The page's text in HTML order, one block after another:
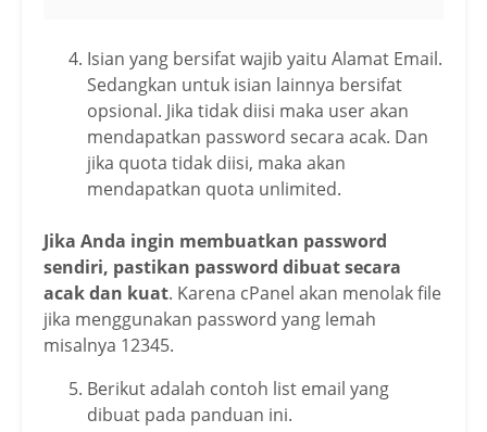
Isian yang bersifat wajib yaitu Alamat Email.
Sedangkan untuk isian lainnya bersifat
opsional. Jika tidak diisi maka user akan
mendapatkan password secara acak. Dan
jika quota tidak diisi, maka akan
mendapatkan quota unlimited.
Jika Anda ingin membuatkan password
sendiri, pastikan password dibuat secara
acak dan kuat. Karena cPanel akan menolak file
jika menggunakan password yang lemah
misalnya 12345.
Berikut adalah contoh list email yang
dibuat pada panduan ini.